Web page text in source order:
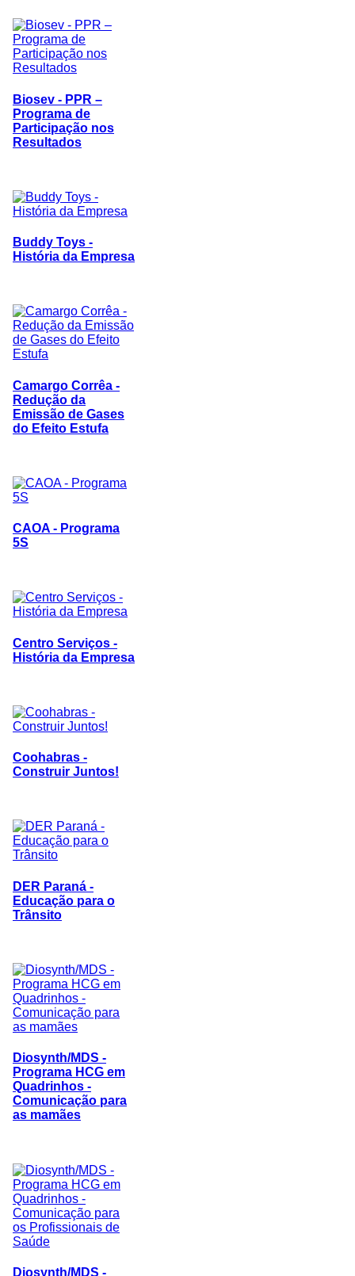
Biosev - PPR –
Programa de
Participação nos
Resultados
Buddy Toys -
História da Empresa
Camargo Corrêa -
Redução da
Emissão de Gases
do Efeito Estufa
CAOA - Programa
5S
Centro Serviços -
História da Empresa
Coohabras -
Construir Juntos!
DER Paraná -
Educação para o
Trânsito
Diosynth/MDS -
Programa HCG em
Quadrinhos -
Comunicação para
as mamães
Diosynth/MDS -